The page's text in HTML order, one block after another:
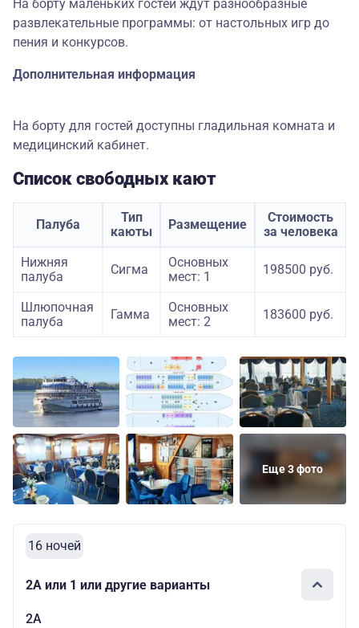
На борту маленьких гостей ждут разнообразные
развлекательные программы: от настольных игр до
пения и конкурсов.
Дополнительная информация
На борту для гостей доступны гладильная комната и
медицинский кабинет.
Список свободных кают
Палуба
Тип
каюты
Размещение
Стоимость
за человека
Нижняя
палуба
Сигма
Основных
мест: 1
198500 руб.
Шлюпочная
палуба
Гамма
Основных
мест: 2
183600 руб.
Еще 3 фото
16 ночей
2А или 1 или другие варианты
2А